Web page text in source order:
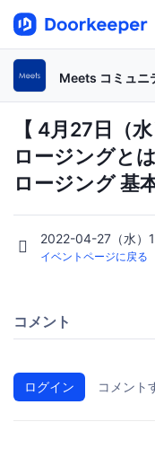
Meets コミュニ
【 4月27日（
ロージングと
ロージング 基
2022-04-27（水）
イベントページに戻る
コメント
ログイン コメント